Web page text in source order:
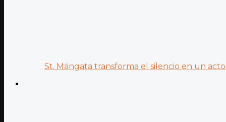
St. Mängata transforma el silencio en un